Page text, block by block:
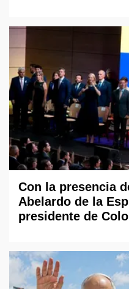
Con la presencia
Abelardo de la
presidente de